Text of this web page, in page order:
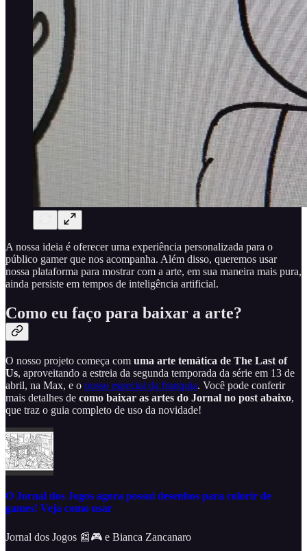
A nossa ideia é oferecer uma experiência personalizada para o
público gamer que nos acompanha. Além disso, queremos usar
nossa plataforma para mostrar com a arte, em sua maneira mais pura,
ainda persiste em tempos de inteligência artificial.
Como eu faço para baixar a arte?
O nosso projeto começa com uma arte temática de The Last of
Us, aproveitando a estreia da segunda temporada da série em 13 de
abril, na Max, e o nosso especial da franquia. Você pode conferir
mais detalhes de como baixar as artes do Jornal no post abaixo,
que traz o guia completo de uso da novidade!
O Jornal dos Jogos agora possui desenhos para colorir de
games! Veja como usar
Jornal dos Jogos 📰🎮 e Bianca Zancanaro